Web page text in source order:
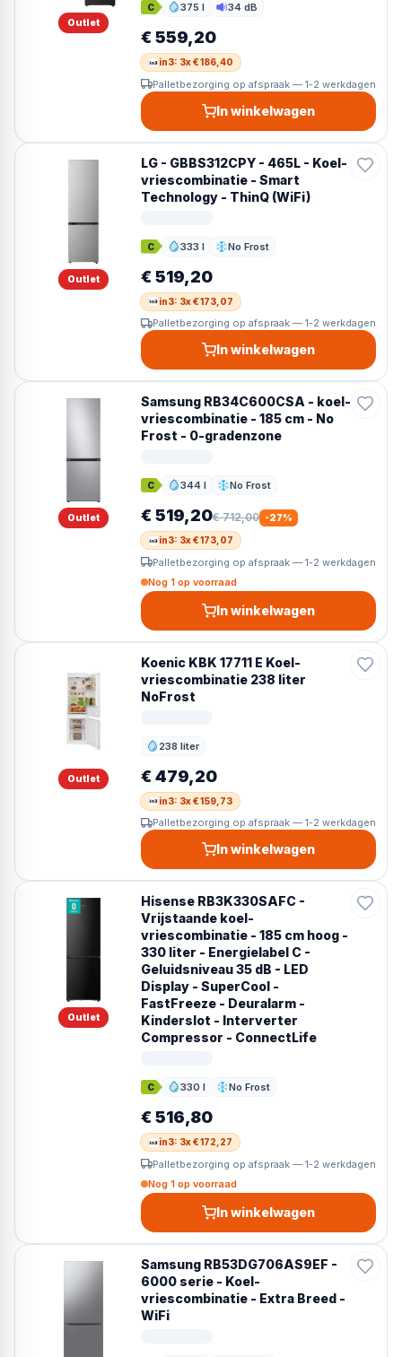
Outlet
C 375 l
Inhoud 34 dB
Geluid
€ 559,20
in3: 3x € 186,40
Palletbezorging op afspraak — 1-2 werkdagen
In winkelwagen
Outlet
LG - GBBS312CPY - 465L - Koel-
vriescombinatie - Smart
Technology - ThinQ (WiFi)
C 333 l
Inhoud No Frost
Ontdooien
€ 519,20
in3: 3x € 173,07
Palletbezorging op afspraak — 1-2 werkdagen
In winkelwagen
Outlet
Samsung RB34C600CSA - koel-
vriescombinatie - 185 cm - No
Frost - 0-gradenzone
C 344 l
Inhoud No Frost
Ontdooien
€ 519,20€ 712,00 -27%
in3: 3x € 173,07
Palletbezorging op afspraak — 1-2 werkdagen
Nog 1 op voorraad
In winkelwagen
Outlet
Koenic KBK 17711 E Koel-
vriescombinatie 238 liter
NoFrost
238 liter
Inhoud
€ 479,20
in3: 3x € 159,73
Palletbezorging op afspraak — 1-2 werkdagen
In winkelwagen
Outlet
Hisense RB3K330SAFC -
Vrijstaande koel-
vriescombinatie - 185 cm hoog -
330 liter - Energielabel C -
Geluidsniveau 35 dB - LED
Display - SuperCool -
FastFreeze - Deuralarm -
Kinderslot - Interverter
Compressor - ConnectLife
C 330 l
Inhoud No Frost
Ontdooien
€ 516,80
in3: 3x € 172,27
Palletbezorging op afspraak — 1-2 werkdagen
Nog 1 op voorraad
In winkelwagen
Samsung RB53DG706AS9EF -
6000 serie - Koel-
vriescombinatie - Extra Breed -
WiFi